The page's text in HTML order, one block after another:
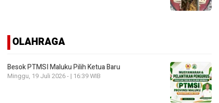
OLAHRAGA
Besok PTMSI Maluku Pilih Ketua Baru
Minggu, 19 Juli 2026 - | 16:39 WIB